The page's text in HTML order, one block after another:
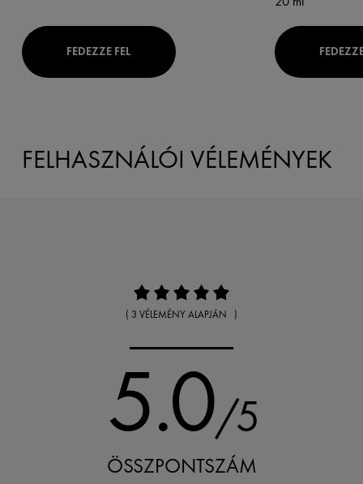
FEDEZZE FEL
FELHASZNÁLÓI VÉLEMÉNYEK
( 3 VÉLEMÉNY ALAPJÁN )
5.0/5
ÖSSZPONTSZÁM